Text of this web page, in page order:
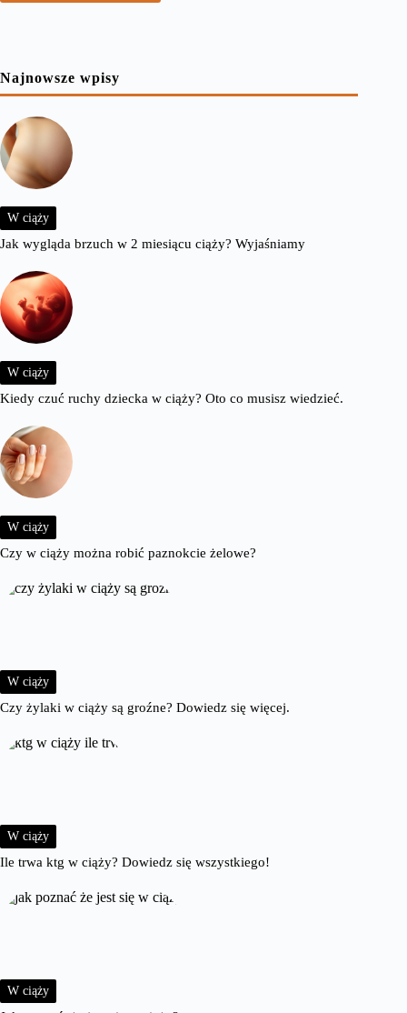
Najnowsze wpisy
W ciąży
Jak wygląda brzuch w 2 miesiącu ciąży? Wyjaśniamy
W ciąży
Kiedy czuć ruchy dziecka w ciąży? Oto co musisz wiedzieć.
W ciąży
Czy w ciąży można robić paznokcie żelowe?
W ciąży
Czy żylaki w ciąży są groźne? Dowiedz się więcej.
W ciąży
Ile trwa ktg w ciąży? Dowiedz się wszystkiego!
W ciąży